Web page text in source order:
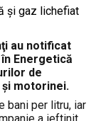
au notificat
Energetică
de
motorinei.
bani per litru, iar